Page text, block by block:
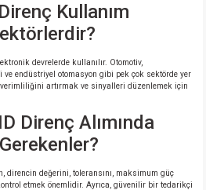
Kullanım
devrelerde kullanılır. Otomotiv,
endüstriyel otomasyon gibi pek çok sektörde yer
artırmak ve sinyalleri düzenlemek için
Direnç Alımında
direncin değerini, toleransını, maksimum güç
etmek önemlidir. Ayrıca, güvenilir bir tedarikçi